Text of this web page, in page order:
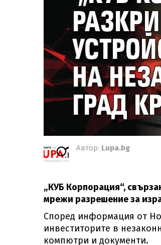
Автор: Lupa.bg
„КУБ Корпорация“,
мрежи разрешение за
Според информация от
инвеститорите в
компютри и документи.